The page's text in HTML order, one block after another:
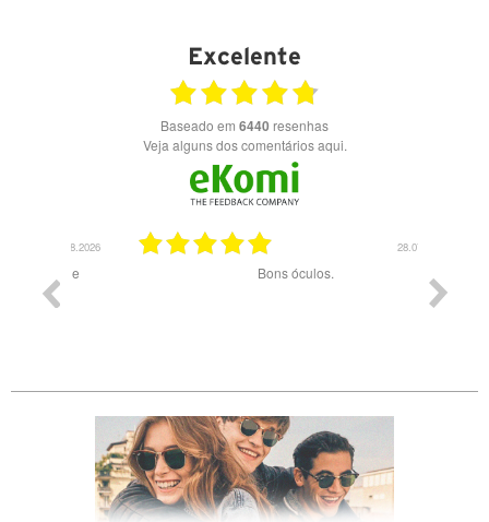
Excelente
Baseado em 6440 resenhas
Veja alguns dos comentários aqui.
Bons óculos.